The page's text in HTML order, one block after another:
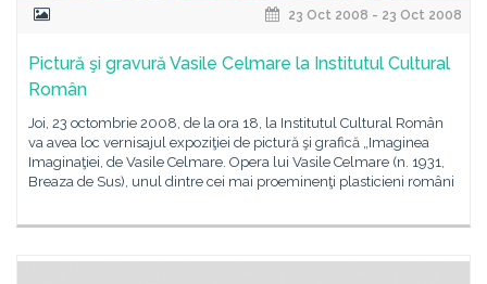
23 Oct 2008 - 23 Oct 2008
Pictură şi gravură Vasile Celmare la Institutul Cultural
Român
Joi, 23 octombrie 2008, de la ora 18, la Institutul Cultural Român
va avea loc vernisajul expoziţiei de pictură şi grafică „Imaginea
Imaginaţiei, de Vasile Celmare. Opera lui Vasile Celmare (n. 1931,
Breaza de Sus), unul dintre cei mai proeminenţi plasticieni români